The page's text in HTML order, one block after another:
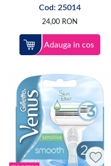
Cod: 25014
24,00 RON
Adauga in cos